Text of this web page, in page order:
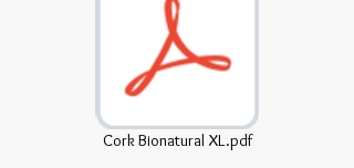
Cork Bionatural XL.pdf